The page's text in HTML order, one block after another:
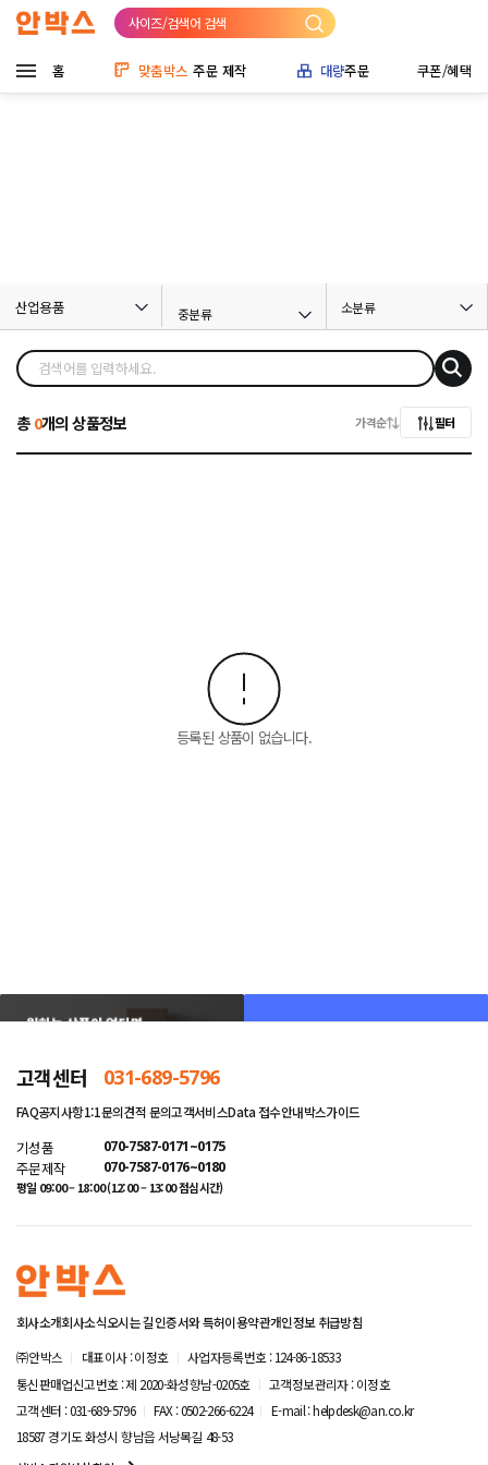
사이즈/검색어 검색
홈 맞춤박스 주문 제작 대량주문 쿠폰/혜택
산업용품 중분류 소분류
총0개의 상품정보 가격순 필터
등록된 상품이 없습니다.
고객센터 031-689-5796
FAQ공지사항1:1문의견적 문의고객서비스Data 접수안내박스가이드
기성품 070-7587-0171~0175
주문제작 070-7587-0176~0180
평일 09:00 – 18:00 (12:00 – 13:00 점심시간)
회사소개회사소식오시는 길인증서와 특허이용약관개인정보 취급방침
㈜안박스
대표이사 : 이정호
사업자등록번호 : 124-86-18533
통신판매업신고번호 : 제 2020-화성향남-0205호
고객정보관리자 : 이정호
고객센터 : 031-689-5796
FAX : 0502-266-6224
E-mail : helpdesk@an.co.kr
18587 경기도 화성시 향남읍 서낭목길 48-53